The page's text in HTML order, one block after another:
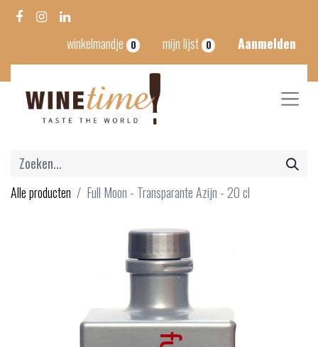
winkelmandje 0 mijn lijst 0 Aanmelden
Alle producten Full Moon - Transparante Azijn - 20 cl